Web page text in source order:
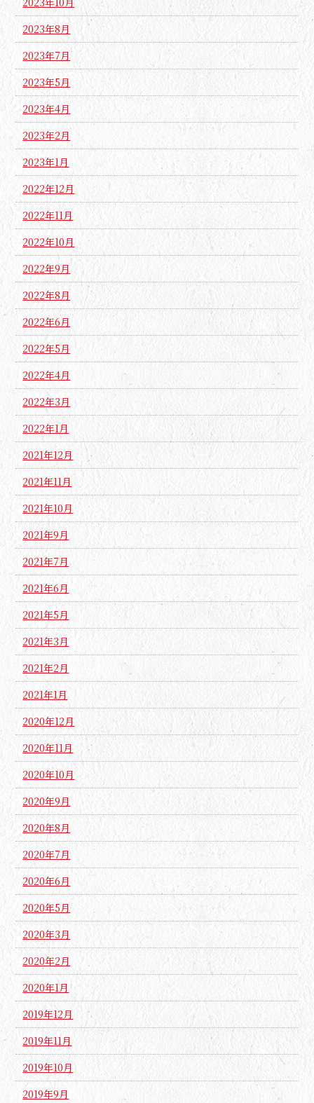
2023年8月
2023年7月
2023年5月
2023年4月
2023年2月
2023年1月
2022年12月
2022年11月
2022年10月
2022年9月
2022年8月
2022年6月
2022年5月
2022年4月
2022年3月
2022年1月
2021年12月
2021年11月
2021年10月
2021年9月
2021年7月
2021年6月
2021年5月
2021年3月
2021年2月
2021年1月
2020年12月
2020年11月
2020年10月
2020年9月
2020年8月
2020年7月
2020年6月
2020年5月
2020年3月
2020年2月
2020年1月
2019年12月
2019年11月
2019年10月
2019年9月